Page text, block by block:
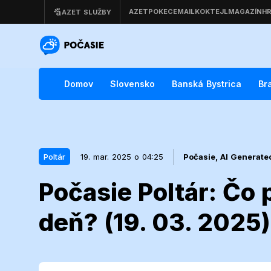
Domov Slovensko Banská Bystrica
Poltár 19. mar. 2025 o 04:25 Počasie, AI
Počasie Poltár: Čo
deň? (19. 03. 2025)
19. mar. 2025 o 04:25
Počasie